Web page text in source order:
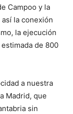
Campoo y la
la conexión
la ejecución
de 800
a nuestra
Madrid, que
sin